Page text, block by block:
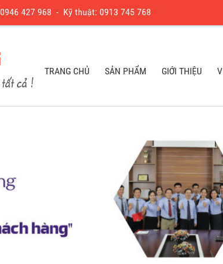
0946 427 968 - Kỹ thuật: 0913 745 768
TRANG CHỦ SẢN PHẨM
SẢN PHẨM
GIỚI THIỆU
GIỚI THIỆU